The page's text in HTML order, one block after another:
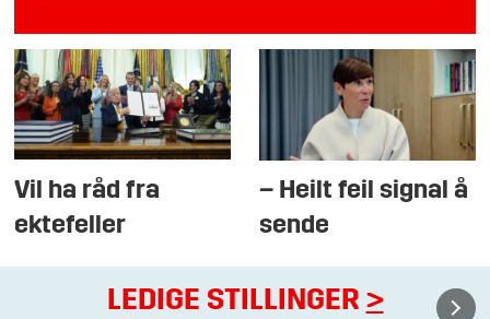
Vil ha råd fra
ektefeller
– Heilt feil signal å
sende
LEDIGE STILLINGER >